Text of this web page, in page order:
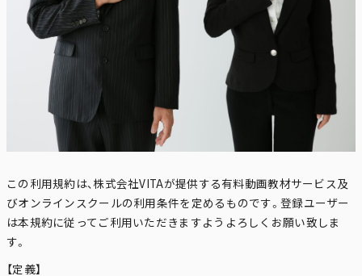
この利用規約は、株式会社VITAが提供する有料動画教材サービス及
びオンラインスクールの利用条件を定めるものです。登録ユーザー
は本規約に従ってご利用いただきますようよろしくお願い致しま
す。
【定義】